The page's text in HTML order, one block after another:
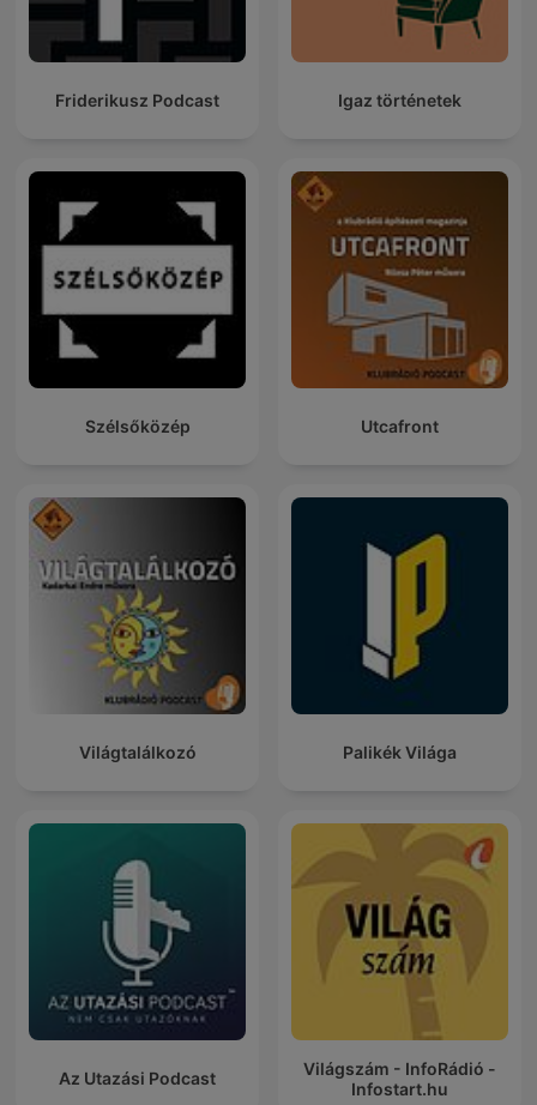
Friderikusz Podcast Igaz történetek
Szélsőközép Utcafront
Világtalálkozó Palikék Világa
Az Utazási Podcast
Világszám - InfoRádió -
Infostart.hu